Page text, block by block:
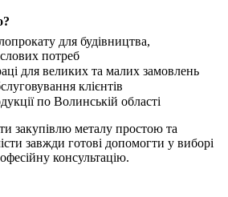
для будівництва,
потреб
для великих та малих замовлень
клієнтів
по Волинській області
закупівлю металу простою та
завжди готові допомогти у виборі
консультацію.